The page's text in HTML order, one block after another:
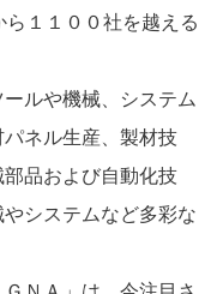
１１００社を越える
ルや機械、システム
ネル生産、製材技
品および自動化技
システムなど多彩な